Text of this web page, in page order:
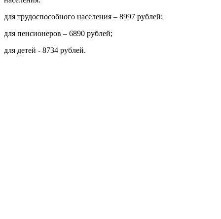
для трудоспособного населения – 8997 рублей;
для пенсионеров – 6890 рублей;
для детей - 8734 рублей.